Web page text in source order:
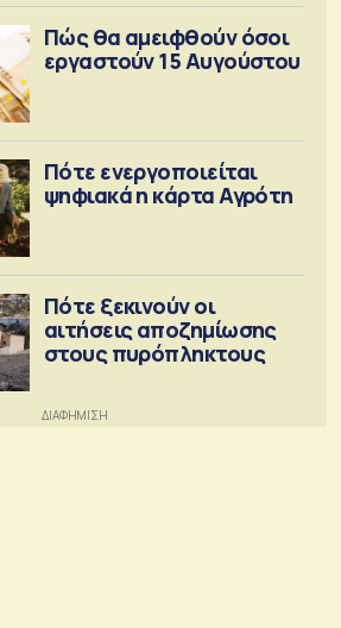
Πώς θα αμειφθούν όσοι
εργαστούν 15 Αυγούστου
Πότε ενεργοποιείται
ψηφιακά η κάρτα Αγρότη
Πότε ξεκινούν οι
αιτήσεις αποζημίωσης
στους πυρόπληκτους